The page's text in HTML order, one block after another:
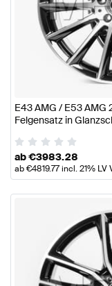
E43 AMG / E53
Felgensatz in
ab€3983.28
ab€4819.77incl. 21% LV